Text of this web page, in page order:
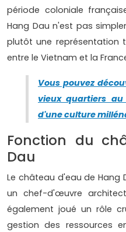
période coloniale
Hang Dau n'est pas
plutôt une représentation
entre le Vietnam et la
Vous pouvez
vieux quartiers
d'une culture
Fonction du
Dau
Le château d'eau de Hang
un chef-d'œuvre
également joué un rôle
gestion des ressources